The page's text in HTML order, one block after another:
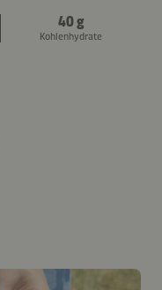
40 g
Kohlenhydrate